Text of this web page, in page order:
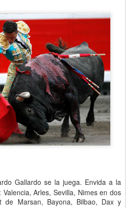
Gallardo se la juega. Envida a la
Arles, Sevilla, Nimes en dos
de Marsan, Bayona, Bilbao, Dax y